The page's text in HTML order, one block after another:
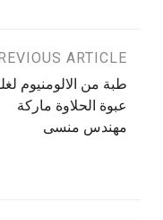
تصفّح
المقالات
ARTICLE
طبة من الالومنيوم
عبوة الحلاوة ماركة
مهندس منسى